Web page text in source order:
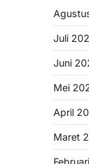
Juli
Juni
Mei
April
Maret